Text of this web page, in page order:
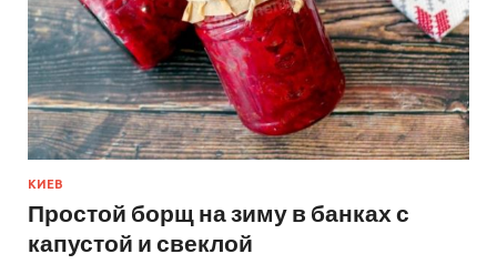
КИЕВ
Простой борщ на зиму в банках с
капустой и свеклой